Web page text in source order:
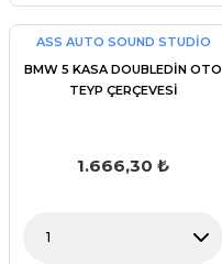
ASS AUTO SOUND STUDİO
BMW 5 KASA DOUBLEDİN OTO
TEYP ÇERÇEVESİ
1.666,30 ₺